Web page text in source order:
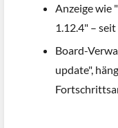
Anzeige wie
1.12.4" –
Board-
update",